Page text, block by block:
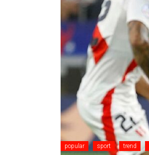
popular sport trend